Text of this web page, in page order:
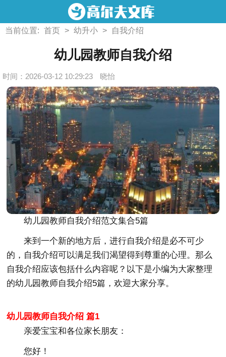
当前位置: 首页 > 幼升小 > 自我介绍
幼儿园教师自我介绍
时间：2026-03-12 10:29:23 晓怡
幼儿园教师自我介绍范文集合5篇
来到一个新的地方后，进行自我介绍是必不可少
的，自我介绍可以满足我们渴望得到尊重的心理。那么
自我介绍应该包括什么内容呢？以下是小编为大家整理
的幼儿园教师自我介绍5篇，欢迎大家分享。
幼儿园教师自我介绍 篇1
亲爱宝宝和各位家长朋友：
您好！